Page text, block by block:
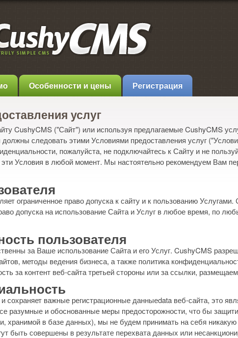
Особенности и цены Регистрация
услуг
CushyCMS ("Сайт") или используя предлагаемые CushyCMS
должны следовать этими Условиями предоставления услуг
пожалуйста, не подключайтесь к Сайту и не
Условия в любой момент. Мы настоятельно рекомендуем Вам
ограниченное право допуска к сайту и к пользованию
допуска на использование Сайта и Услуг в любое время, по
пользователя
за Ваше использование Сайта и его Услуг. CushyCMS
методы ведения бизнеса, а также политика
за контент веб-сайта третьей стороны или за ссылки,
сохраняет важные регистрационные данныеdata веб-сайта, это
разумные и обоснованные меры предосторожности, что бы
хранимой в базе данных), мы не будем принимать на себя никакую
быть совершены в результате перехвата данных или